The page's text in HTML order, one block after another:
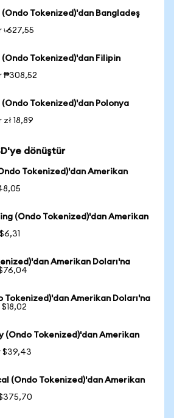
Tokenized)'dan Bangladeş
৳627,55
Tokenized)'dan Filipin
₱308,52
(Ondo Tokenized)'dan Polonya
18,89
dönüştür
Tokenized)'dan Amerikan
(Ondo Tokenized)'dan Amerikan
Amerikan Doları'na
Tokenized)'dan Amerikan Doları'na
(Ondo Tokenized)'dan Amerikan
$39,43
(Ondo Tokenized)'dan Amerikan